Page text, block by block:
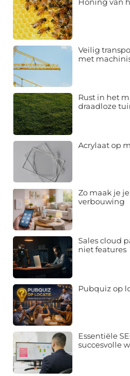
Honing van
Veilig
met
Rust in het
draadloze
Acrylaat op
Zo maak je
verbouwing
Sales cloud
niet features
Pubquiz op
Essentiële
succesvolle